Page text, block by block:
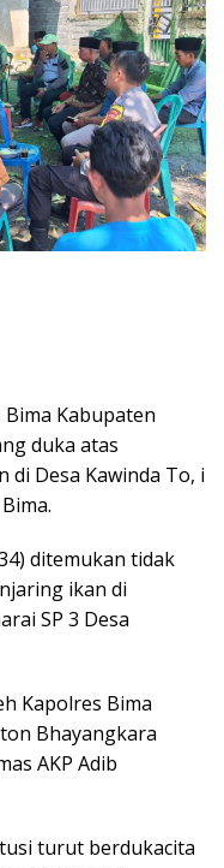
Kabupaten
duka atas
di Desa Kawinda To, i
ditemukan tidak
ikan di
SP 3 Desa
Kapolres Bima
Bhayangkara
AKP Adib
turut berdukacita